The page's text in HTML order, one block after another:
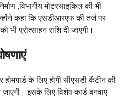
,विभागीय मोटरसाइकिल की भी
कहा कि एसडीआरएफ की तर्ज पर
भी प्रोत्साहन राशि दी जाएगी।
होमगार्ड के लिए होगी सीएसडी कैंटीन की
इसके लिए विशेष कार्ड बनवाए